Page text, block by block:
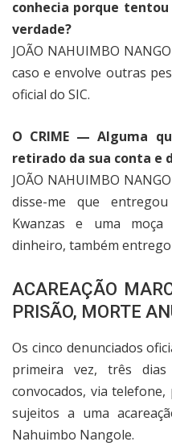
conhecia porque
verdade?
JOÃO NAHUIMBO
caso e envolve outras
oficial do SIC.
O CRIME — Alguma
retirado da sua conta e
JOÃO NAHUIMBO
disse-me que
Kwanzas e uma
dinheiro, também
ACAREAÇÃO
PRISÃO, MORTE
Os cinco denunciados
primeira vez, três
convocados, via
sujeitos a uma
Nahuimbo Nangole.